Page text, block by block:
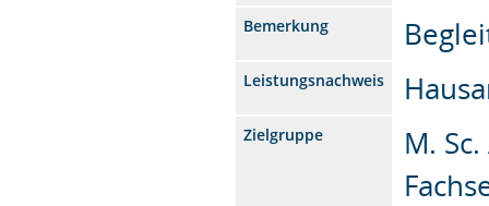
Bemerkung
Leistungsnachweis
Zielgruppe
M. Sc.